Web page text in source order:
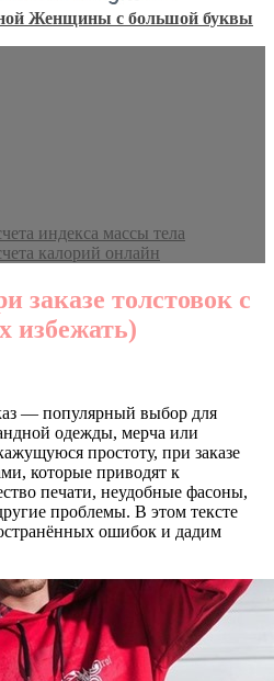
Женщины с большой буквы
индекса массы тела
калорий онлайн
толстовок с
избежать)
— популярный выбор для
одежды, мерча или
простоту, при заказе
которые приводят к
печати, неудобные фасоны,
проблемы. В этом тексте
ошибок и дадим